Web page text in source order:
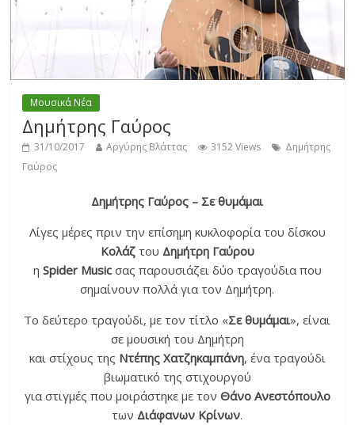
Μουσικά Νέα
Δημήτρης Γαύρος
31/10/2017 Αργύρης Βλάττας 3152 Views
Δημήτρης
Γαύρος
Δημήτρης Γαύρος – Σε θυμάμαι
Λίγες μέρες πριν την επίσημη κυκλοφορία του δίσκου
Κολάζτου Δημήτρη Γαύρου
η Spider Music σας παρουσιάζει δύο τραγούδια που
σημαίνουν πολλά για τον Δημήτρη.
Το δεύτερο τραγούδι, με τον τίτλο «Σε θυμάμαι», είναι
σε μουσική του Δημήτρη
και στίχους της Ντέπης Χατζηκαμπάνη, ένα τραγούδι
βιωματικό της στιχουργού
για στιγμές που μοιράστηκε με τον Θάνο Ανεστόπουλο
των Διάφανων Κρίνων.